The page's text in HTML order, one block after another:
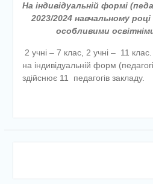
На індивідуальній формі
2023/2024 навчальному
особливими
2 учні – 7 клас, 2 учні – 11
на індивідуальній форм
здійснює 11 педагогів закладу.